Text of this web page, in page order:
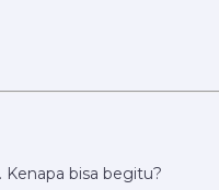
Kenapa bisa begitu?